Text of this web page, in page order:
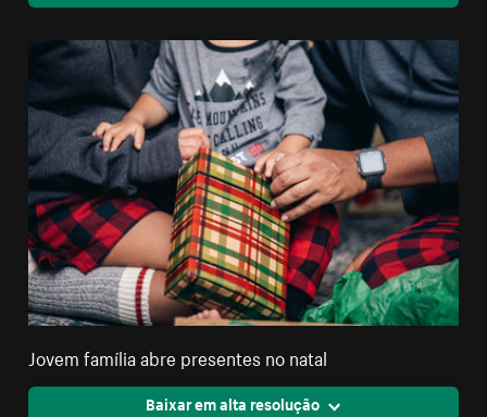
Jovem família abre presentes no natal
Baixar em alta resolução